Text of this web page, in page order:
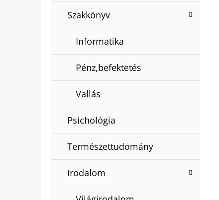
Szakkönyv
Informatika
Pénz,befektetés
Vallás
Psichológia
Természettudomány
Irodalom